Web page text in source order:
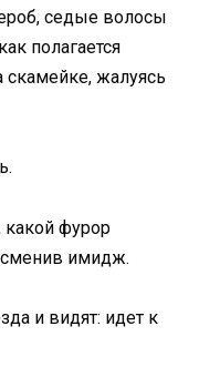
седые волосы
полагается
скамейке, жалуясь
фурор
сменив имидж.
и видят: идет к